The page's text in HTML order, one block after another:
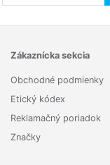
Zákaznícka sekcia
Obchodné podmienky
Etický kódex
Reklamačný poriadok
Značky